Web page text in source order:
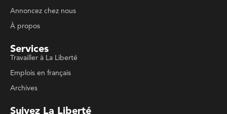
Annoncez chez nous
À propos
Services
Travailler à La Liberté
Emplois en français
Archives
Suivez La Liberté